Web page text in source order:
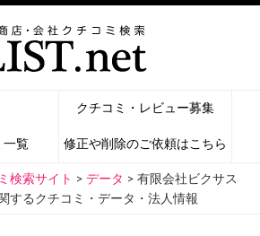
クチコミ・レビュー募集
一覧 修正や削除のご依頼はこちら
検索サイト > データ > 有限会社ビクサス
するクチコミ・データ・法人情報